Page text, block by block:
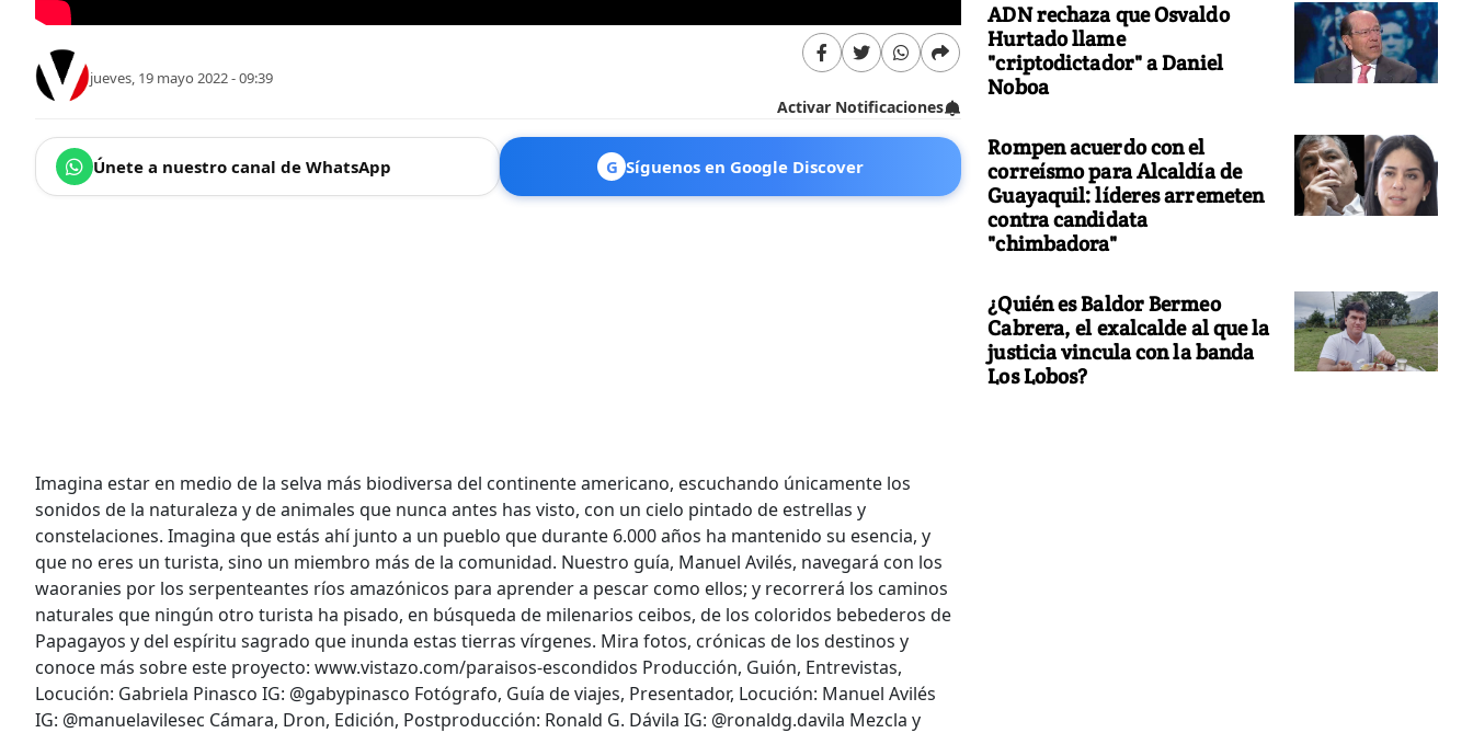
jueves, 19 mayo 2022 - 09:39
Activar Notificaciones
Únete a nuestro canal de WhatsApp G Síguenos en Google Discover
Imagina estar en medio de la selva más biodiversa del continente americano, escuchando únicamente los
sonidos de la naturaleza y de animales que nunca antes has visto, con un cielo pintado de estrellas y
constelaciones. Imagina que estás ahí junto a un pueblo que durante 6.000 años ha mantenido su esencia, y
que no eres un turista, sino un miembro más de la comunidad. Nuestro guía, Manuel Avilés, navegará con los
waoranies por los serpenteantes ríos amazónicos para aprender a pescar como ellos; y recorrerá los caminos
naturales que ningún otro turista ha pisado, en búsqueda de milenarios ceibos, de los coloridos bebederos de
Papagayos y del espíritu sagrado que inunda estas tierras vírgenes. Mira fotos, crónicas de los destinos y
conoce más sobre este proyecto: www.vistazo.com/paraisos-escondidos Producción, Guión, Entrevistas,
Locución: Gabriela Pinasco IG: @gabypinasco Fotógrafo, Guía de viajes, Presentador, Locución: Manuel Avilés
IG: @manuelavilesec Cámara, Dron, Edición, Postproducción: Ronald G. Dávila IG: @ronaldg.davila Mezcla y
ADN rechaza que Osvaldo
Hurtado llame
"criptodictador" a Daniel
Noboa
Rompen acuerdo con el
correísmo para Alcaldía de
Guayaquil: líderes arremeten
contra candidata
"chimbadora"
¿Quién es Baldor Bermeo
Cabrera, el exalcalde al que la
justicia vincula con la banda
Los Lobos?